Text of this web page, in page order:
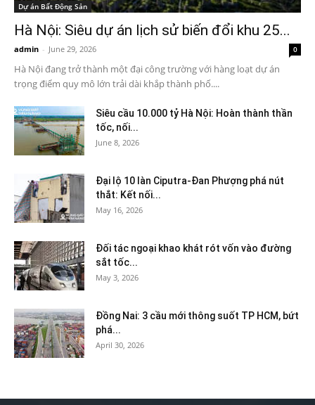
Dự án Bất Động Sản
Hà Nội: Siêu dự án lịch sử biến đổi khu 25...
admin - June 29, 2026 0
Hà Nội đang trở thành một đại công trường với hàng loạt dự án
trọng điểm quy mô lớn trải dài khắp thành phố....
Siêu cầu 10.000 tỷ Hà Nội: Hoàn thành thần
tốc, nối...
June 8, 2026
Đại lộ 10 làn Ciputra-Đan Phượng phá nút
thắt: Kết nối...
May 16, 2026
Đối tác ngoại khao khát rót vốn vào đường
sắt tốc...
May 3, 2026
Đồng Nai: 3 cầu mới thông suốt TP HCM, bứt
phá...
April 30, 2026